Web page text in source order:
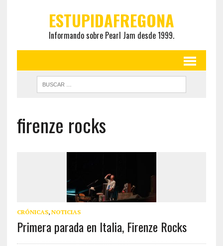
ESTUPIDAFREGONA
Informando sobre Pearl Jam desde 1999.
firenze rocks
CRÓNICAS, NOTICIAS
Primera parada en Italia, Firenze Rocks